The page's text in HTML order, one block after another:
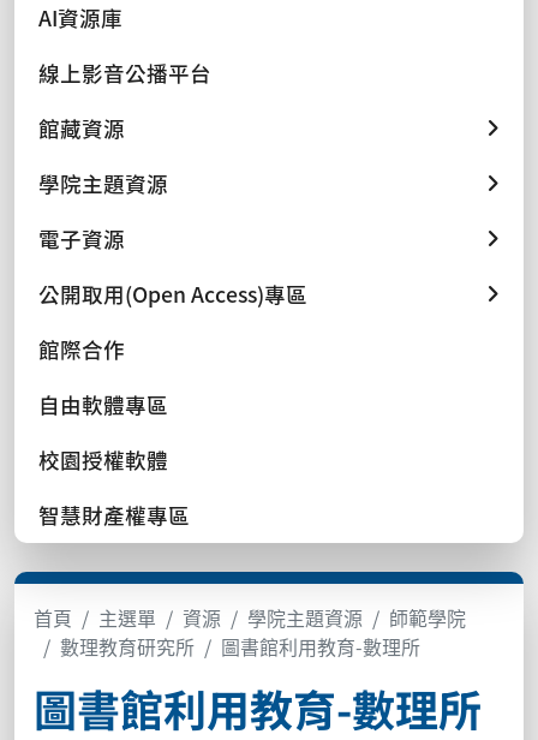
AI資源庫
線上影音公播平台
館藏資源
學院主題資源
電子資源
公開取用(Open Access)專區
館際合作
自由軟體專區
校園授權軟體
智慧財產權專區
首頁 主選單 資源 學院主題資源
師範學院
數理教育研究所
圖書館利用教育-數理所
圖書館利用教育-數理所